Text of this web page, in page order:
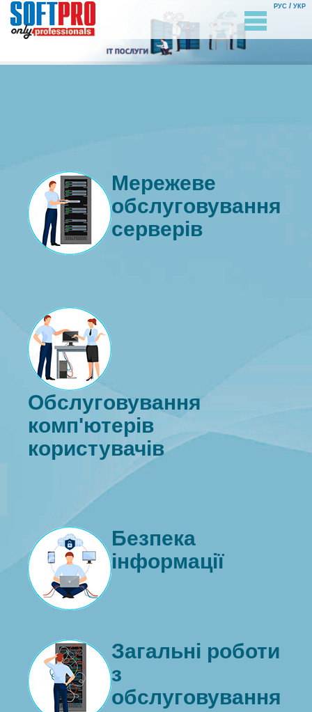
РУС / УКР
Мережеве
обслуговування
серверів
Обслуговування
комп'ютерів
користувачів
Безпека
інформації
Загальні роботи
з
обслуговування